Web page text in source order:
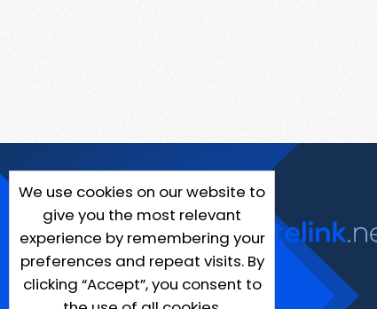
We use cookies on our website to
give you the most relevant
experience by remembering your
preferences and repeat visits. By
clicking “Accept”, you consent to